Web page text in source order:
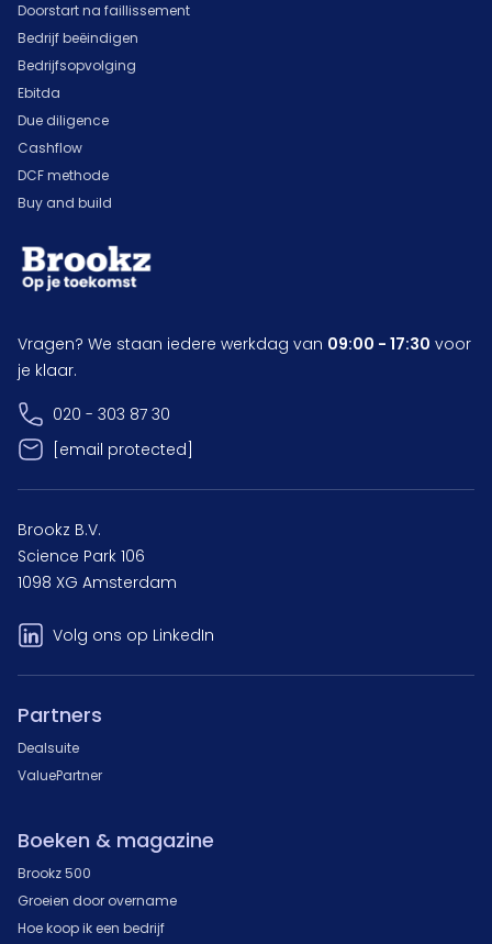
Doorstart na faillissement
Bedrijf beëindigen
Bedrijfsopvolging
Ebitda
Due diligence
Cashflow
DCF methode
Buy and build
Vragen? We staan iedere werkdag van 09:00 - 17:30 voor
je klaar.
020 - 303 87 30
[email protected]
Brookz B.V.
Science Park 106
1098 XG Amsterdam
Volg ons op LinkedIn
Partners
Dealsuite
ValuePartner
Boeken & magazine
Brookz 500
Groeien door overname
Hoe koop ik een bedrijf